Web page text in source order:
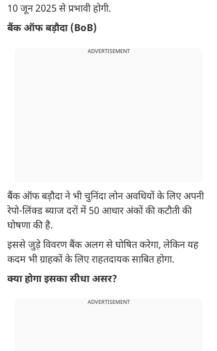
10 जून 2025 से प्रभावी होगी.
बैंक ऑफ बड़ौदा (BoB)
ADVERTISEMENT
बैंक ऑफ बड़ौदा ने भी चुनिंदा लोन अवधियों के लिए अपनी
रेपो-लिंक्ड ब्याज दरों में 50 आधार अंकों की कटौती की
घोषणा की है.
इससे जुड़े विवरण बैंक अलग से घोषित करेगा, लेकिन यह
कदम भी ग्राहकों के लिए राहतदायक साबित होगा.
क्या होगा इसका सीधा असर?
ADVERTISEMENT